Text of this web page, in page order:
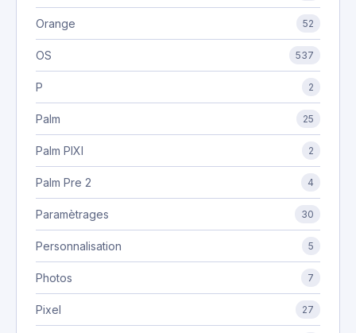
Orange 52
OS 537
P 2
Palm 25
Palm PIXI 2
Palm Pre 2 4
Paramètrages 30
Personnalisation 5
Photos 7
Pixel 27